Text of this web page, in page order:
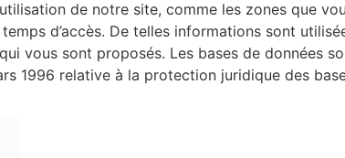
de notre site, comme les zones que
d’accès. De telles informations sont
vous sont proposés. Les bases de données
1996 relative à la protection juridique des